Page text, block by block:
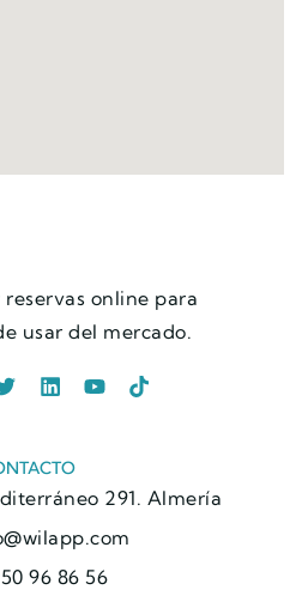
online para
usar del mercado.
291. Almería
96 86 56